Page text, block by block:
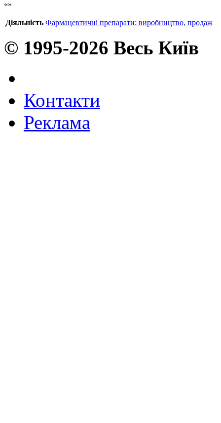
Діяльність Фармацевтичні препарати: виробництво, продаж
© 1995-2026 Весь Київ
Контакти
Реклама